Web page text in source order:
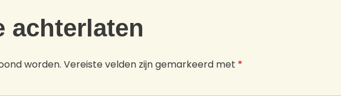
achterlaten
worden. Vereiste velden zijn gemarkeerd met *